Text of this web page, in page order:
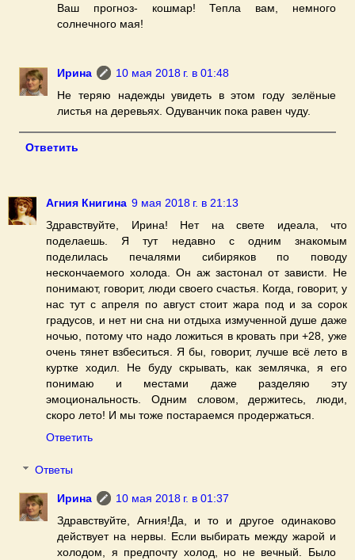
Ваш прогноз- кошмар! Тепла вам, немного
солнечного мая!
Ирина
10 мая 2018 г. в 01:48
Не теряю надежды увидеть в этом году зелёные
листья на деревьях. Одуванчик пока равен чуду.
Ответить
Агния Книгина 9 мая 2018 г. в 21:13
Здравствуйте, Ирина! Нет на свете идеала, что
поделаешь. Я тут недавно с одним знакомым
поделилась печалями сибиряков по поводу
нескончаемого холода. Он аж застонал от зависти. Не
понимают, говорит, люди своего счастья. Когда, говорит, у
нас тут с апреля по август стоит жара под и за сорок
градусов, и нет ни сна ни отдыха измученной душе даже
ночью, потому что надо ложиться в кровать при +28, уже
очень тянет взбеситься. Я бы, говорит, лучше всё лето в
куртке ходил. Не буду скрывать, как землячка, я его
понимаю и местами даже разделяю эту
эмоциональность. Одним словом, держитесь, люди,
скоро лето! И мы тоже постараемся продержаться.
Ответить
Ответы
Ирина
10 мая 2018 г. в 01:37
Здравствуйте, Агния!Да, и то и другое одинаково
действует на нервы. Если выбирать между жарой и
холодом, я предпочту холод, но не вечный. Было